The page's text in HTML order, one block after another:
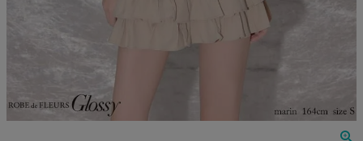
GLAMOROUS